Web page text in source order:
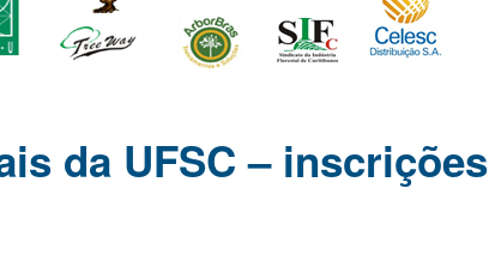
da UFSC – inscrições